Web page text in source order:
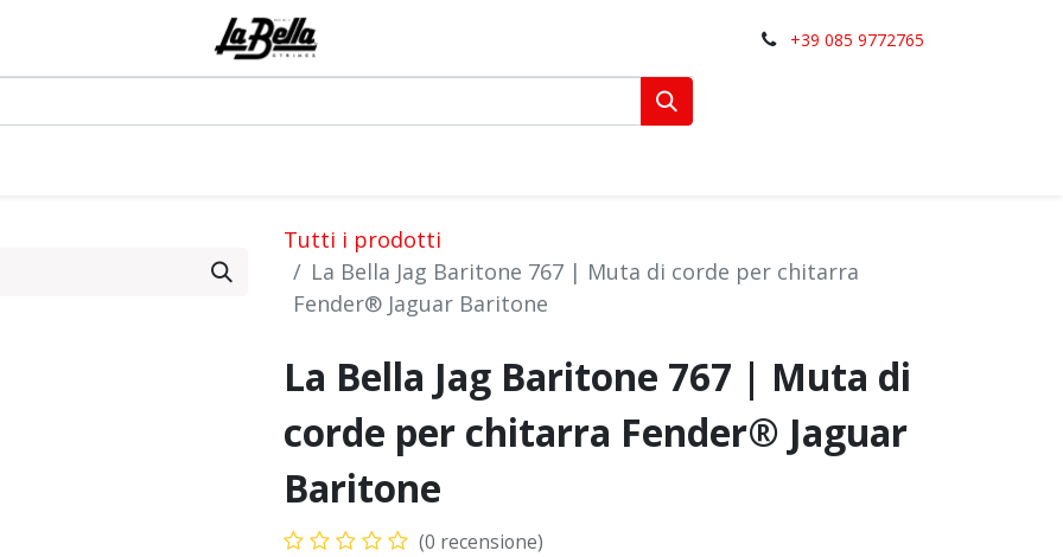
+39 085 9772765
Tutti i prodotti
La Bella Jag Baritone 767 | Muta di corde per chitarra
Fender® Jaguar Baritone
La Bella Jag Baritone 767 | Muta di
corde per chitarra Fender® Jaguar
Baritone
(0 recensione)